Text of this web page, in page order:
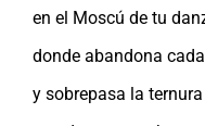
en el Moscú de tu
donde abandona
y sobrepasa la